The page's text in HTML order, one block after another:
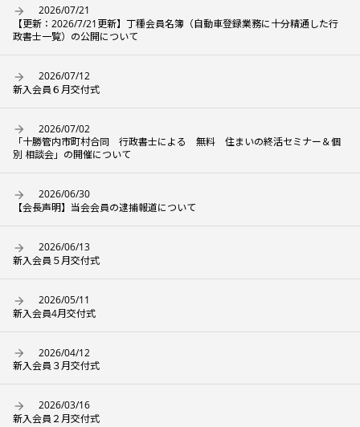
2026/07/21
【更新：2026/7/21更新】丁種会員名簿（自動車登録業務に十分精通した行
政書士一覧）の公開について
2026/07/12
新入会員６月交付式
2026/07/02
「十勝管内市町村合同 行政書士による 無料 住まいの終活セミナー＆個
別 相談会」の開催について
2026/06/30
【会長声明】当会会員の逮捕報道について
2026/06/13
新入会員５月交付式
2026/05/11
新入会員4月交付式
2026/04/12
新入会員３月交付式
2026/03/16
新入会員２月交付式